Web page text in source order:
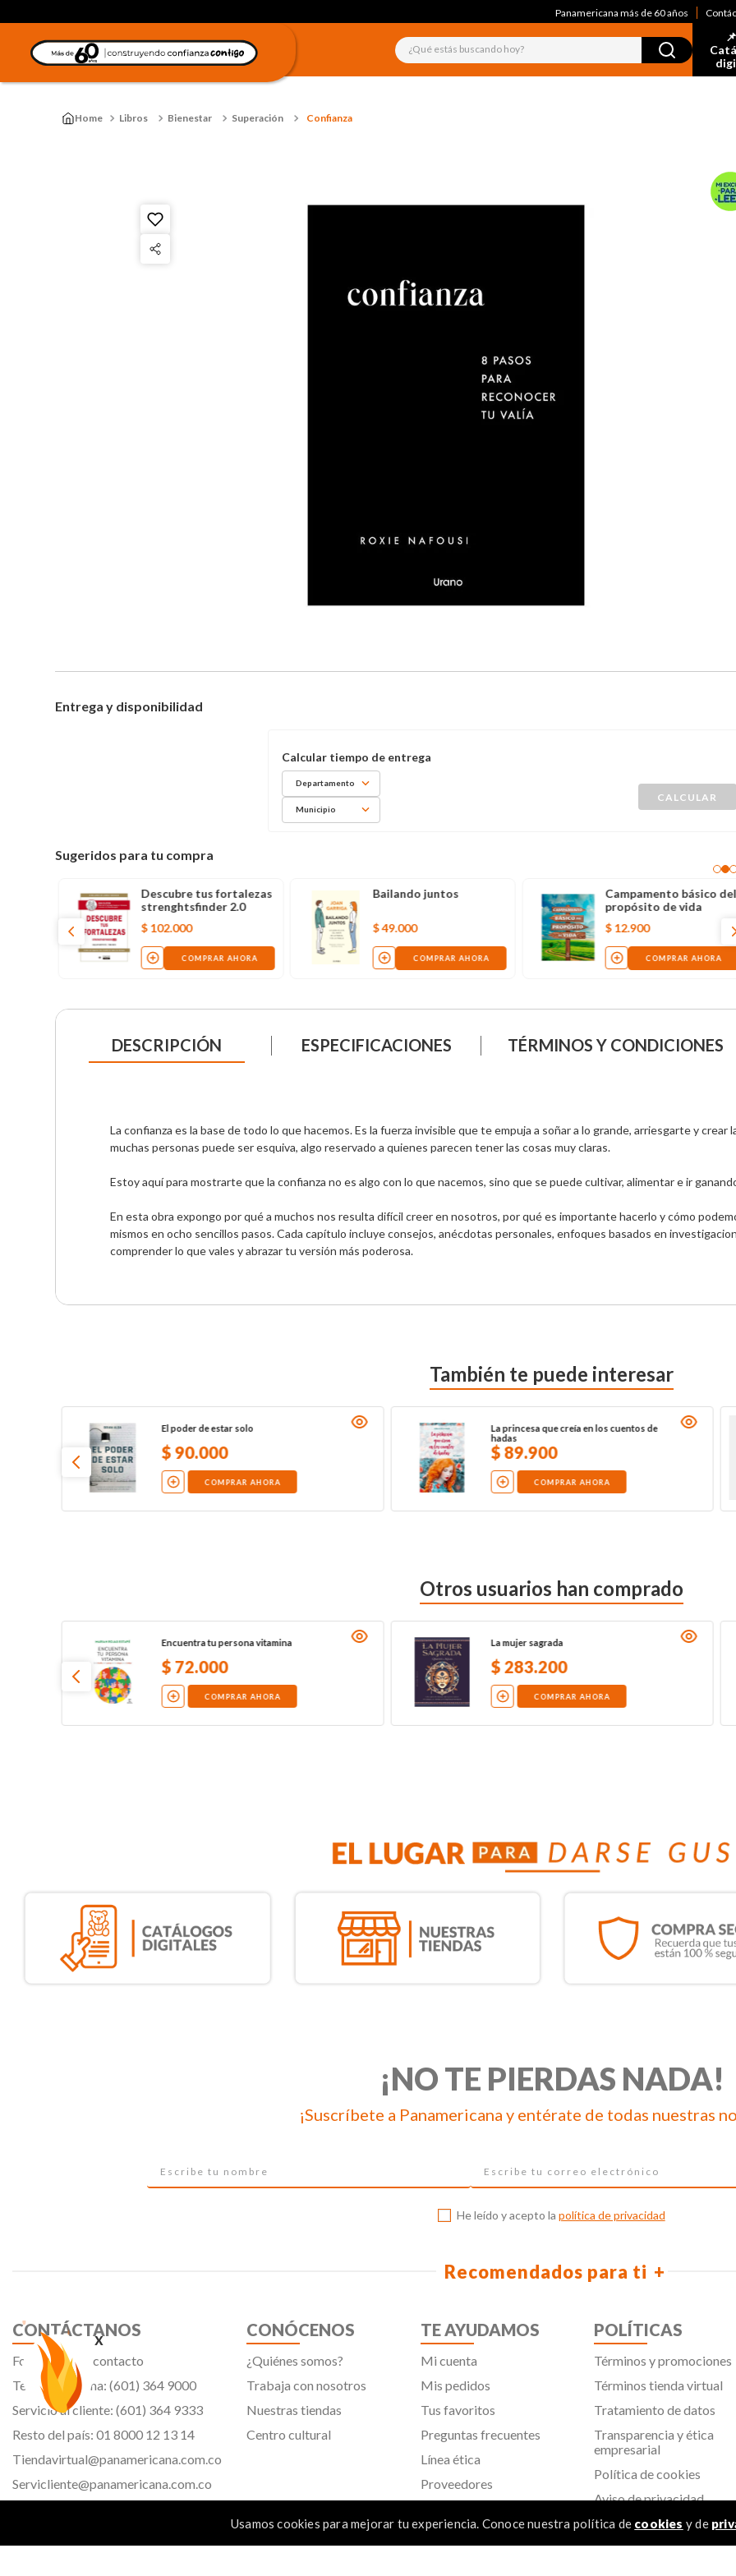
x
Usamos cookies para mejorar tu experiencia. Conoce nuestra política de cookies y de
Panamericana más de 60 años
¿Qué estás buscando hoy?
Libros Bienestar Superación Confianza
Entrega y disponibilidad
Departamento
Municipio
Sugeridos para tu compra
Descubre tus fortalezas
strenghtsfinder 2.0
$102.000
COMPRAR AHORA
Bailando juntos
$49.000
COMPRAR AHORA
Campamento básico del
propósito de vida
$ 12.900
COMPRAR AHORA
DESCRIPCIÓN ESPECIFICACIONES TÉRMINOS Y CONDICIONES
La confianza es la base de todo lo que hacemos. Es la fuerza invisible que te empuja a soñar a lo grande, arriesgarte y crear
muchas personas puede ser esquiva, algo reservado a quienes parecen tener las cosas muy claras.
Estoy aquí para mostrarte que la confianza no es algo con lo que nacemos, sino que se puede cultivar, alimentar e ir
En esta obra expongo por qué a muchos nos resulta difícil creer en nosotros, por qué es importante hacerlo y cómo
mismos en ocho sencillos pasos. Cada capítulo incluye consejos, anécdotas personales, enfoques basados en
comprender lo que vales y abrazar tu versión más poderosa.
También te puede interesar
El poder de estar solo
$90.000
COMPRAR AHORA
La princesa que creía en los cuentos de
hadas
$89.900
COMPRAR AHORA
Otros usuarios han comprado
Encuentra tu persona vitamina
$72.000
COMPRAR AHORA
La mujer sagrada
$283.200
COMPRAR AHORA
¡NO TE PIERDAS NADA!
¡Suscríbete a Panamericana y entérate de todas nuestras
He leído y acepto la política de privacidad
Recomendados para ti
CONTÁCTANOS
Formulario de contacto
Teléfono oficina: (601) 364 9000
Servicio al cliente: (601) 364 9333
Resto del país: 01 8000 12 13 14
Tiendavirtual@panamericana.com.co
Servicliente@panamericana.com.co
CONÓCENOS
¿Quiénes somos?
Trabaja con nosotros
Nuestras tiendas
Centro cultural
TE AYUDAMOS
Mi cuenta
Mis pedidos
Tus favoritos
Preguntas frecuentes
Línea ética
Proveedores
POLÍTICAS
Términos y promociones
Términos tienda virtual
Tratamiento de datos
Transparencia y ética
empresarial
Política de cookies
Aviso de privacidad
SIC